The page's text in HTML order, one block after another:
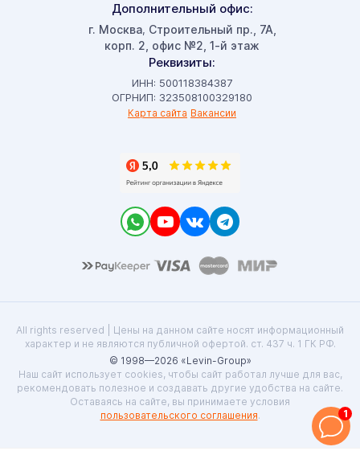
Дополнительный офис:
г. Москва, Строительный пр., 7А,
корп. 2, офис №2, 1-й этаж
Реквизиты:
ИНН: 500118384387
ОГРНИП: 323508100329180
Карта сайта Вакансии
All rights reserved | Цены на данном сайте носят информационный
характер и не являются публичной офертой. ст. 437 ч. 1 ГК РФ.
© 1998—2026 «Levin-Group»
Наш сайт использует cookies, чтобы сайт работал лучше для вас,
рекомендовать полезное и создавать другие удобства на сайте.
Оставаясь на сайте, вы принимаете условия
пользовательского соглашения. 1